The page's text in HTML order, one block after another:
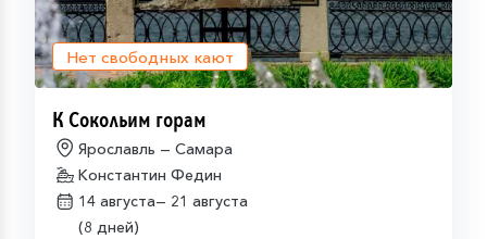
Нет свободных кают
К Сокольим горам
Ярославль — Самара
Константин Федин
14 августа— 21 августа
(8 дней)